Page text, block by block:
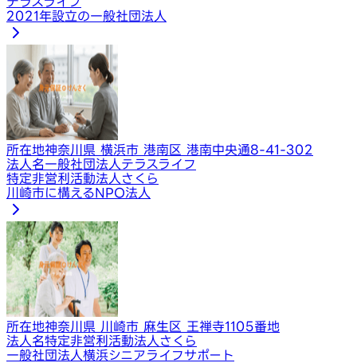
2021年設立の一般社団法人
所在地神奈川県 横浜市 港南区 港南中央通8-41-302
法人名一般社団法人テラスライフ
特定非営利活動法人さくら
川崎市に構えるNPO法人
所在地神奈川県 川崎市 麻生区 王禅寺1105番地
法人名特定非営利活動法人さくら
一般社団法人横浜シニアライフサポート